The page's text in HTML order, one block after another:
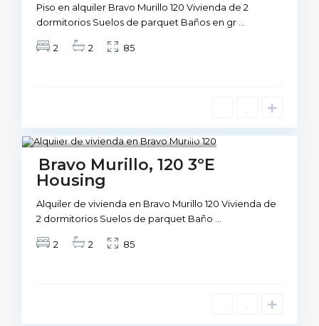
Piso en alquiler Bravo Murillo 120 Vivienda de 2
dormitorios Suelos de parquet Baños en gr
2 2 85
1
Madrid
Not Available
Bravo Murillo, 120 3ºE
Housing
Alquiler de vivienda en Bravo Murillo 120 Vivienda de
2 dormitorios Suelos de parquet Baño
2 2 85